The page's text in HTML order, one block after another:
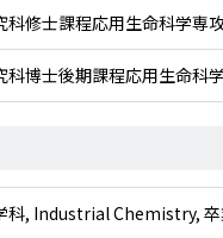
科修士課程応用生命科学専
科博士後期課程応用生命科
科, Industrial Chemistry,